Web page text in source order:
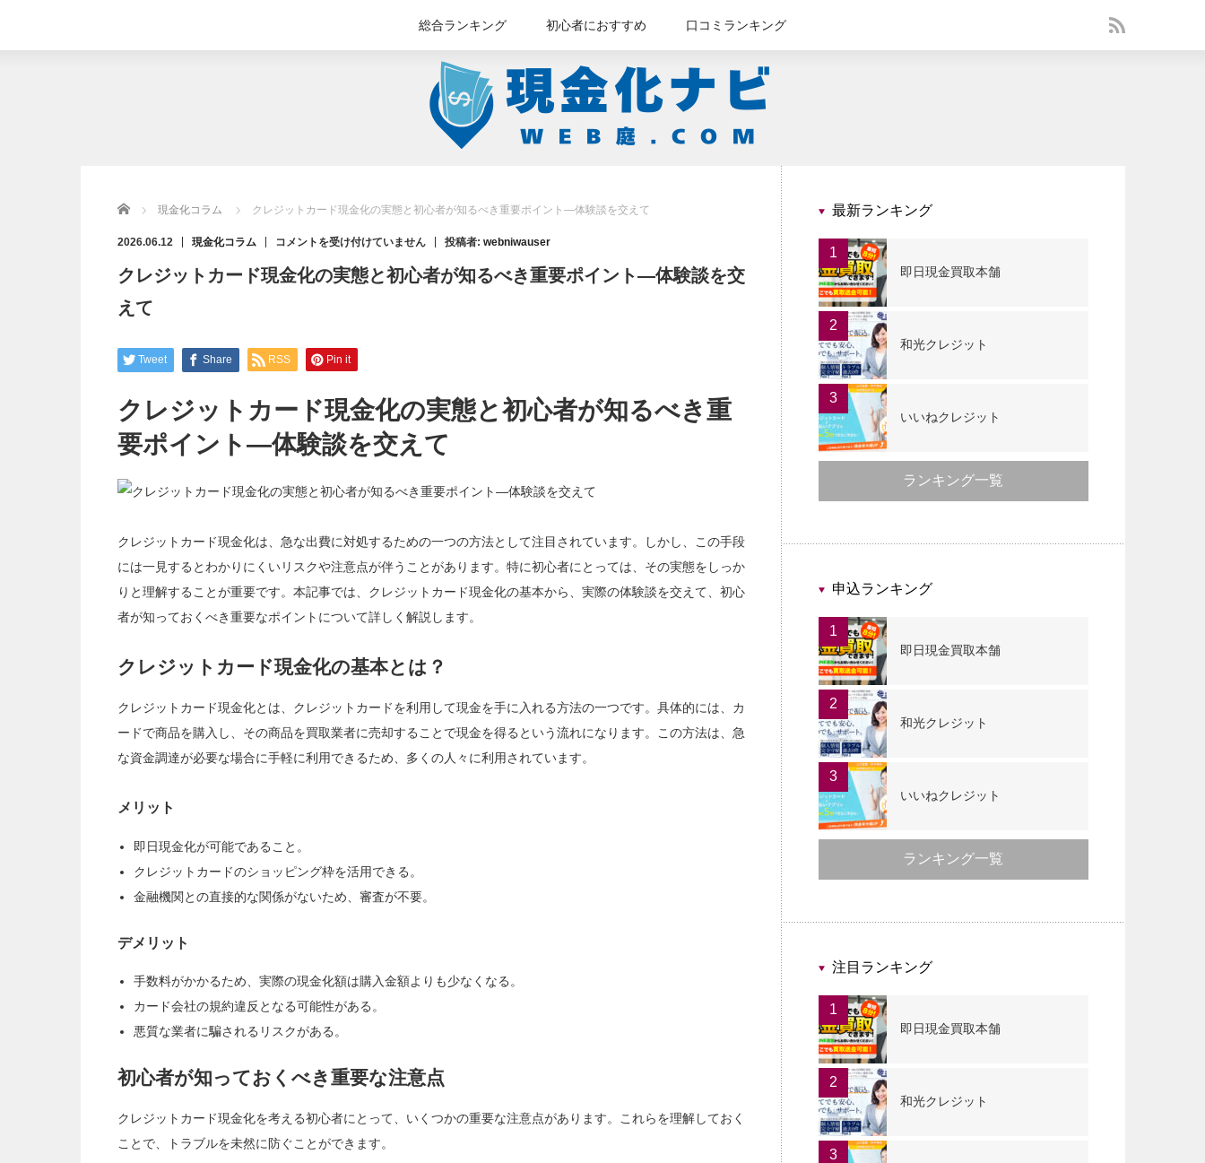
総合ランキング 初心者におすすめ 口コミランキング
Home 現金化コラム クレジットカード現金化の実態と初心者が知るべき重要ポイント—体験談を交えて
2026.06.12 現金化コラム
ク
ッ
ト
化
の
実
心
が
知
る
重
要
ト
体
験
談
を
え
コメントを受け付けていません 投稿者: webniwauser
クレジットカード現金化の実態と初心者が知るべき重要ポイント—体験談を交
えて
Tweet Share RSS Pin it
クレジットカード現金化の実態と初心者が知るべき重
要ポイント—体験談を交えて
クレジットカード現金化は、急な出費に対処するための一つの方法として注目されています。しかし、この手段
には一見するとわかりにくいリスクや注意点が伴うことがあります。特に初心者にとっては、その実態をしっか
りと理解することが重要です。本記事では、クレジットカード現金化の基本から、実際の体験談を交えて、初心
者が知っておくべき重要なポイントについて詳しく解説します。
クレジットカード現金化の基本とは？
クレジットカード現金化とは、クレジットカードを利用して現金を手に入れる方法の一つです。具体的には、カ
ードで商品を購入し、その商品を買取業者に売却することで現金を得るという流れになります。この方法は、急
な資金調達が必要な場合に手軽に利用できるため、多くの人々に利用されています。
メリット
即日現金化が可能であること。
クレジットカードのショッピング枠を活用できる。
金融機関との直接的な関係がないため、審査が不要。
デメリット
手数料がかかるため、実際の現金化額は購入金額よりも少なくなる。
カード会社の規約違反となる可能性がある。
悪質な業者に騙されるリスクがある。
初心者が知っておくべき重要な注意点
クレジットカード現金化を考える初心者にとって、いくつかの重要な注意点があります。これらを理解しておく
ことで、トラブルを未然に防ぐことができます。
最新ランキング
1
即日現金買取本舗
2
和光クレジット
3
いいねクレジット
ランキング一覧
申込ランキング
1
即日現金買取本舗
2
和光クレジット
3
いいねクレジット
ランキング一覧
注目ランキング
1
即日現金買取本舗
2
和光クレジット
3